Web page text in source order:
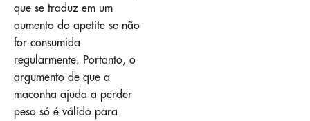
que se traduz em um
aumento do apetite se não
for consumida
regularmente. Portanto, o
argumento de que a
maconha ajuda a perder
peso só é válido para